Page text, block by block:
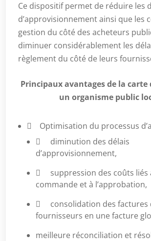
Ce dispositif permet de réduire les
d’approvisionnement ainsi que les
gestion du côté des acheteurs
diminuer considérablement les
règlement du côté de leurs
Principaux avantages de la carte
un organisme public
 Optimisation du processus
 diminution des délais
d’approvisionnement,
 suppression des coûts liés
commande et à l’approbation,
 consolidation des factures
fournisseurs en une facture
meilleure réconciliation et